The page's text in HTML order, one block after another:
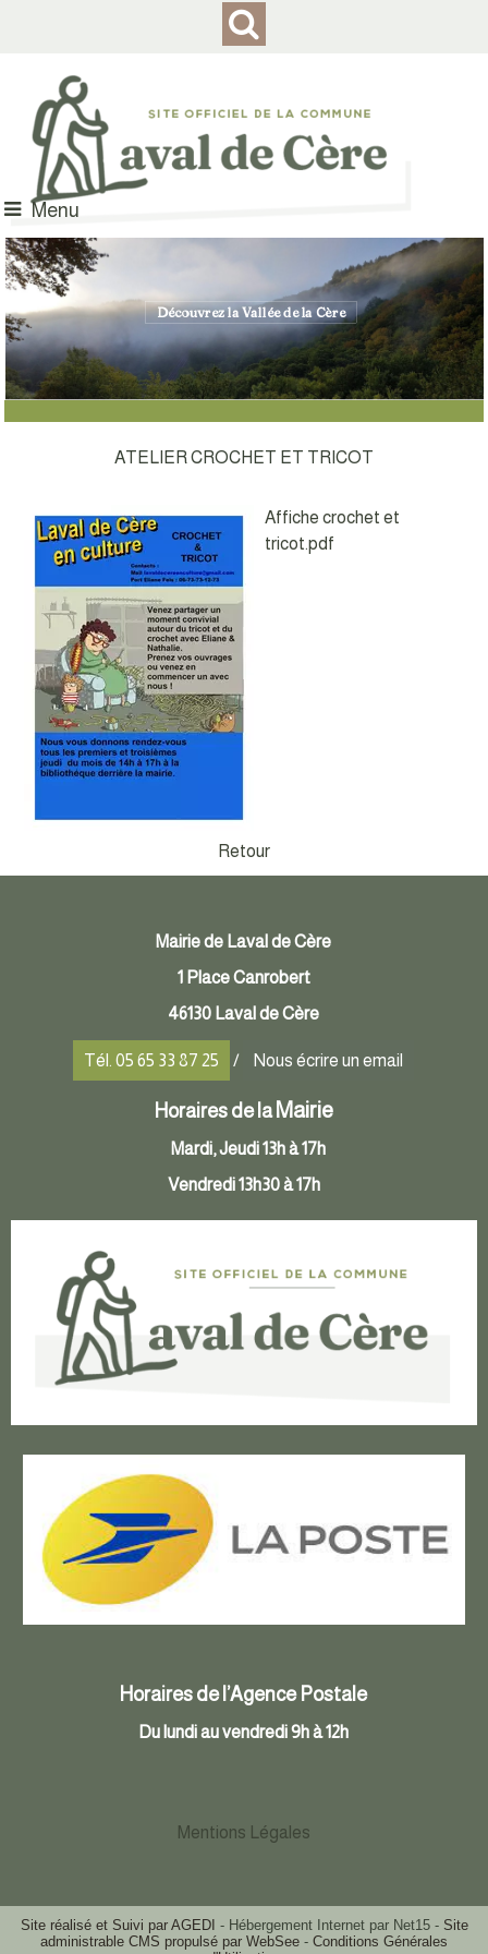
Menu
Découvrez la Vallée de la Cère
...et de la faune locale
ATELIER CROCHET ET TRICOT
Affiche crochet et
tricot.pdf
Retour
Mairie de Laval de Cère
1 Place Canrobert
46130 Laval de Cère
Tél. 05 65 33 87 25 / Nous écrire un email
Horaires de la Mairie
Mardi, Jeudi 13h à 17h
Vendredi 13h30 à 17h
Horaires de l’Agence Postale
Du lundi au vendredi 9h à 12h
Mentions Légales
Site réalisé et Suivi par AGEDI - Hébergement Internet par Net15 - Site
administrable CMS propulsé par WebSee - Conditions Générales